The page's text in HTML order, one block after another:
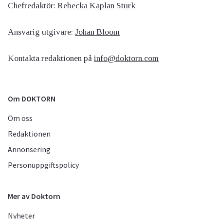
Chefredaktör: Rebecka Kaplan Sturk
Ansvarig utgivare: Johan Bloom
Kontakta redaktionen på info@doktorn.com
Om DOKTORN
Om oss
Redaktionen
Annonsering
Personuppgiftspolicy
Mer av Doktorn
Nyheter